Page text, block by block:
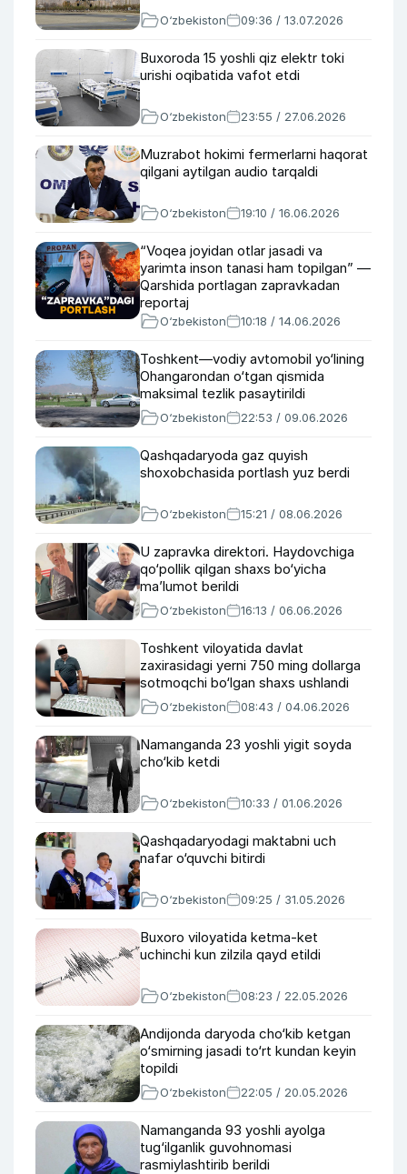
O‘zbekiston 09:36 / 13.07.2026
Buxoroda 15 yoshli qiz elektr toki
urishi oqibatida vafot etdi
O‘zbekiston 23:55 / 27.06.2026
Muzrabot hokimi fermerlarni haqorat
qilgani aytilgan audio tarqaldi
O‘zbekiston 19:10 / 16.06.2026
“Voqea joyidan otlar jasadi va
yarimta inson tanasi ham topilgan” —
Qarshida portlagan zapravkadan
reportaj
O‘zbekiston 10:18 / 14.06.2026
Toshkent—vodiy avtomobil yo‘lining
Ohangarondan o‘tgan qismida
maksimal tezlik pasaytirildi
O‘zbekiston 22:53 / 09.06.2026
Qashqadaryoda gaz quyish
shoxobchasida portlash yuz berdi
O‘zbekiston 15:21 / 08.06.2026
U zapravka direktori. Haydovchiga
qo‘pollik qilgan shaxs bo‘yicha
ma’lumot berildi
O‘zbekiston 16:13 / 06.06.2026
Toshkent viloyatida davlat
zaxirasidagi yerni 750 ming dollarga
sotmoqchi bo‘lgan shaxs ushlandi
O‘zbekiston 08:43 / 04.06.2026
Namanganda 23 yoshli yigit soyda
cho‘kib ketdi
O‘zbekiston 10:33 / 01.06.2026
Qashqadaryodagi maktabni uch
nafar o‘quvchi bitirdi
O‘zbekiston 09:25 / 31.05.2026
Buxoro viloyatida ketma-ket
uchinchi kun zilzila qayd etildi
O‘zbekiston 08:23 / 22.05.2026
Andijonda daryoda cho‘kib ketgan
o‘smirning jasadi to‘rt kundan keyin
topildi
O‘zbekiston 22:05 / 20.05.2026
Namanganda 93 yoshli ayolga
tug‘ilganlik guvohnomasi
rasmiylashtirib berildi